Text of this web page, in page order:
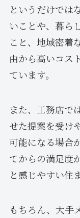
というだけでは
いことや、暮ら
こと、地域密着
由から高いコス
ています。
また、工務店で
せた提案を受け
可能になる場合
てからの満足度
と感じやすい住
もちろん、大手